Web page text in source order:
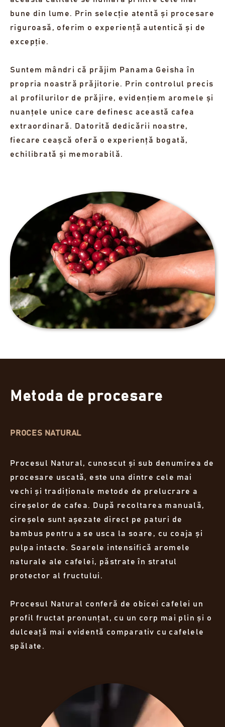
bune din lume. Prin selecție atentă și procesare
riguroasă, oferim o experiență autentică și de
excepție.
Suntem mândri că prăjim Panama Geisha în
propria noastră prăjitorie. Prin controlul precis
al profilurilor de prăjire, evidențiem aromele și
nuanțele unice care definesc această cafea
extraordinară. Datorită dedicării noastre,
fiecare ceașcă oferă o experiență bogată,
echilibrată și memorabilă.
Metoda de procesare
PROCES NATURAL
Procesul Natural, cunoscut și sub denumirea de
procesare uscată, este una dintre cele mai
vechi și tradiționale metode de prelucrare a
cireșelor de cafea. După recoltarea manuală,
cireșele sunt așezate direct pe paturi de
bambus pentru a se usca la soare, cu coaja și
pulpa intacte. Soarele intensifică aromele
naturale ale cafelei, păstrate în stratul
protector al fructului.
Procesul Natural conferă de obicei cafelei un
profil fructat pronunțat, cu un corp mai plin și o
dulceață mai evidentă comparativ cu cafelele
spălate.